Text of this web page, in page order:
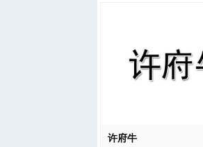
许府牛